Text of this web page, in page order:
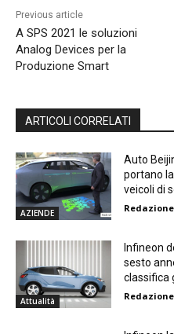
Previous article
A SPS 2021 le soluzioni
Analog Devices per la
Produzione Smart
ARTICOLI CORRELATI
AZIENDE
Auto
portano
veicoli di
Redazione
Attualità
Infineon
sesto
classifica
Redazione